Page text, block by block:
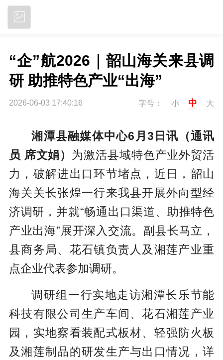
“企”航2026｜韶山海关来县调
研 助推特色产业“出海”
2026-06-03 17:40:16 字号： 小 中 大
湘潭县融媒体中心6月3日讯（通讯
员 席文娟） 为激活县域特色产业外贸活
力，破解进出口环节堵点，近日，韶山
海关关长张煌一行来我县开展外向型经
济调研，并就“畅通出口渠道、助推特色
产业出海”展开深入交流。副县长马立，
县商务局、花石镇负责人及湘莲产业重
点企业代表参加调研。
调研组一行实地走访湘潭长乐节能
科技有限公司生产车间、花石湘莲产业
园，实地察看装配式板材、轻强防火板
及湘莲制品的研发生产与出口情况，详